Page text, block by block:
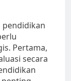
pendidikan
Pertama,
secara